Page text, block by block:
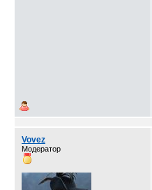
Vovez
Модератор